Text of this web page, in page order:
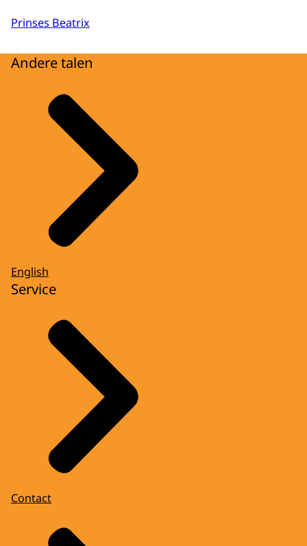
Prinses Beatrix
Andere talen
English
Service
Contact